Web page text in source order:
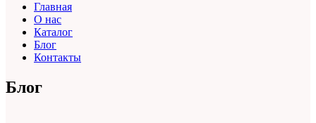
Главная
О нас
Каталог
Блог
Контакты
Блог